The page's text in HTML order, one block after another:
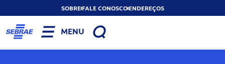
SOBREFALE CONOSCOENDEREÇOS
MENU